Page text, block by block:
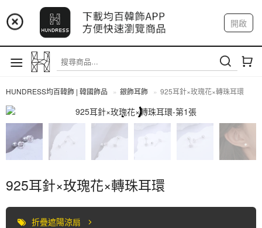
📢 市集預告：9/4-9/6 淡水捷運站
📢 市集預告：9/12-9/13 八里海巡基地
📢 市集預告：8/22-8/23 桃園青埔置地廣場
開啟
註冊 我的帳戶
HUNDRESS均百韓飾 | 韓國飾品 銀飾耳飾 925耳針×玫瑰花×轉珠耳環
全部商品
925耳針×玫瑰花×轉珠耳環
折疊遮陽涼扇